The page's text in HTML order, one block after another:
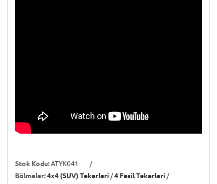
Stok Kodu:ATYK041
/
Bölmələr:4x4 (SUV) Təkərləri /4 Fəsil Təkərləri /